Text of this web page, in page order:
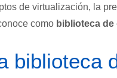
de virtualización, la
como biblioteca
biblioteca